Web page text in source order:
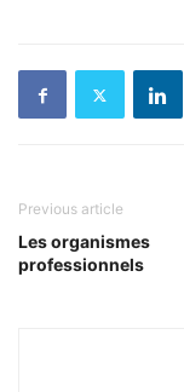
Previous article
Les organismes
professionnels